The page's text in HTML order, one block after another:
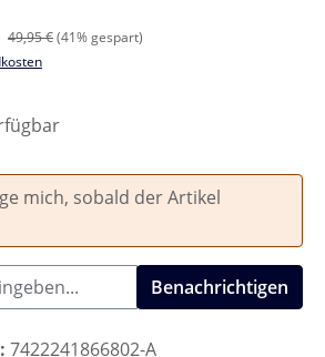
49,95 €(41% gespart)
mich, sobald der Artikel
Benachrichtigen
7422241866802-A